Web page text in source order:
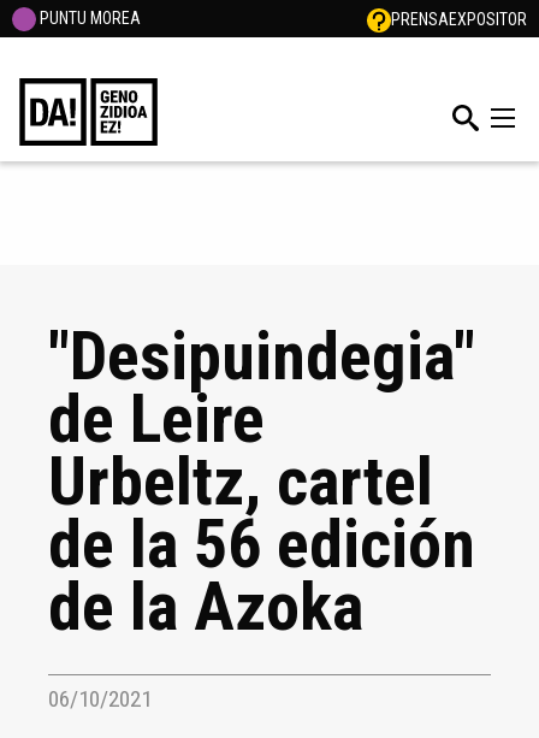
PUNTU MOREA PRENSAEXPOSITOR
"Desipuindegia"
de Leire
Urbeltz, cartel
de la 56 edición
de la Azoka
06/10/2021